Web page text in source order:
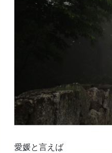
愛媛と言えば